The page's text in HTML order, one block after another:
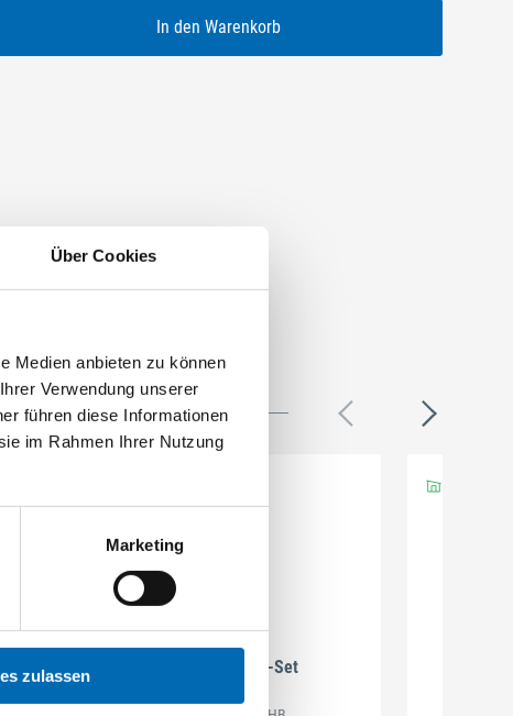
Über Cookies
Medien anbieten zu können
Verwendung unserer
führen diese Informationen
im Rahmen Ihrer Nutzung
Marketing
zulassen
In den Warenkorb
Holzbau Regal-Set